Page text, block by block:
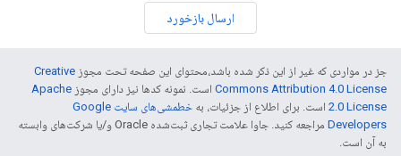
ارسال بازخورد
جز در مواردی که غیر از این ذکر شده باشد،‌محتوای این صفحه تحت مجوز Creative
Commons Attribution 4.0 License است. نمونه کدها نیز دارای مجوز Apache
2.0 License است. برای اطلاع از جزئیات، به
خطمشی‌های سایت Google
Developers‏
مراجعه کنید. جاوا علامت تجاری ثبت‌شده Oracle و/یا شرکت‌های وابسته
به آن است.